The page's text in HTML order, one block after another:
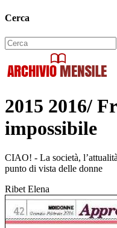
Cerca
2015 2016/
impossibile
CIAO! - La società,
punto di vista delle donne
Ribet Elena